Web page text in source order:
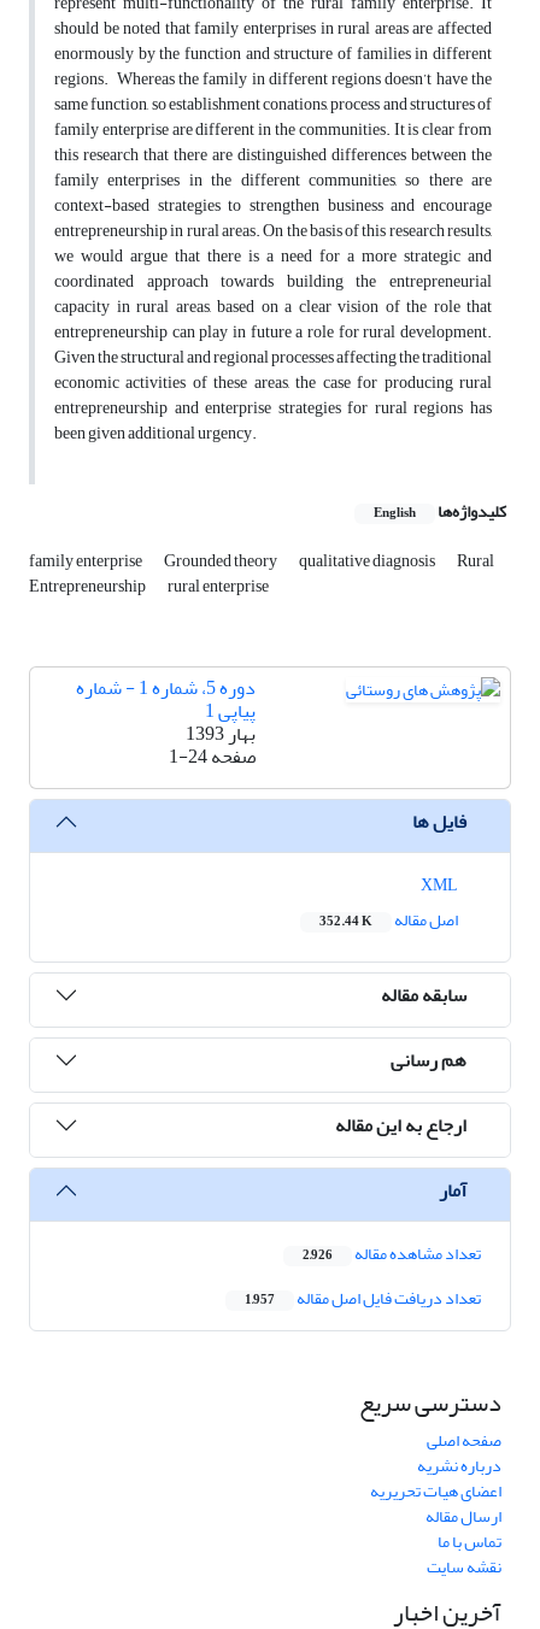
should be noted that family enterprises in rural areas are affected
enormously by the function and structure of families in different
regions. Whereas the family in different regions doesn’t have the
same function, so establishment conations, process and structures of
family enterprise are different in the communities. It is clear from
this research that there are distinguished differences between the
family enterprises in the different communities, so there are
context-based strategies to strengthen business and encourage
entrepreneurship in rural areas. On the basis of this research results,
we would argue that there is a need for a more strategic and
coordinated approach towards building the entrepreneurial
capacity in rural areas, based on a clear vision of the role that
entrepreneurship can play in future a role for rural development.
Given the structural and regional processes affecting the traditional
economic activities of these areas, the case for producing rural
entrepreneurship and enterprise strategies for rural regions has
been given additional urgency.
کلیدواژه‌ها English
family enterprise Grounded theory qualitative diagnosis Rural
Entrepreneurship rural enterprise
دوره 5، شماره 1 - شماره
پیاپی 1
بهار 1393
صفحه1-24
فایل ها
اصل مقاله
352.44 K
سابقه مقاله
هم رسانی
ارجاع به این مقاله
آمار
تعداد مشاهده مقاله 2,926
تعداد دریافت فایل اصل مقاله 1,957
دسترسی سریع
صفحه اصلی
درباره نشریه
اعضای هیات تحریریه
ارسال مقاله
تماس با ما
نقشه سایت
آخرین اخبار